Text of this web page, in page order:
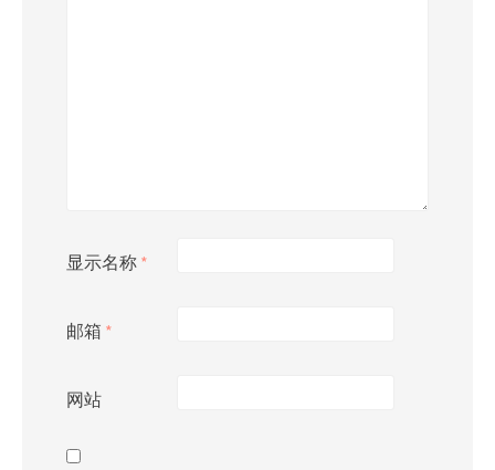
显示名称 *
邮箱 *
网站